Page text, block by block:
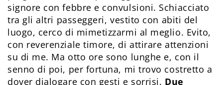
signore con febbre e convulsioni. Schiacciato
tra gli altri passeggeri, vestito con abiti del
luogo, cerco di mimetizzarmi al meglio. Evito,
con reverenziale timore, di attirare attenzioni
su di me. Ma otto ore sono lunghe e, con il
senno di poi, per fortuna, mi trovo costretto a
dover dialogare con gesti e sorrisi. Due